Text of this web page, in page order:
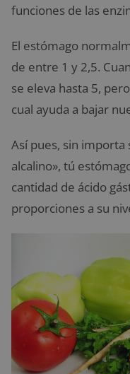
funciones de las
El estómago
de entre 1 y 2,5.
se eleva hasta 5,
cual ayuda a bajar
Así pues, sin importa
alcalino», tú
cantidad de ácido
proporciones a su